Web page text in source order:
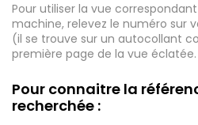
Pour utiliser la vue
machine, relevez le numéro sur
(il se trouve sur un autocollant
première page de la vue éclatée.
Pour connaitre la
recherchée :